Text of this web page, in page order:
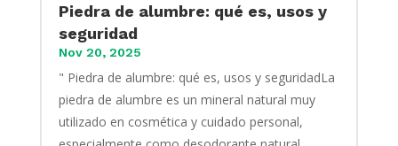
Piedra de alumbre: qué es, usos y
seguridad
Nov 20, 2025
" Piedra de alumbre: qué es, usos y seguridadLa
piedra de alumbre es un mineral natural muy
utilizado en cosmética y cuidado personal,